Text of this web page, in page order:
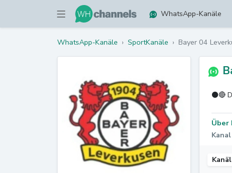
WhatsApp-Kanäle
WhatsApp-Kanäle › SportKanäle › Bayer 04
⚫🔴
Über